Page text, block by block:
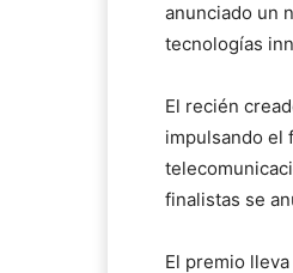
anunciado un
tecnologías
El recién
impulsando el
finalistas se
El premio